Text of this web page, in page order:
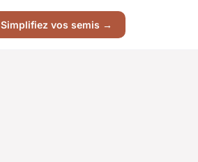
Simplifiez vos semis →